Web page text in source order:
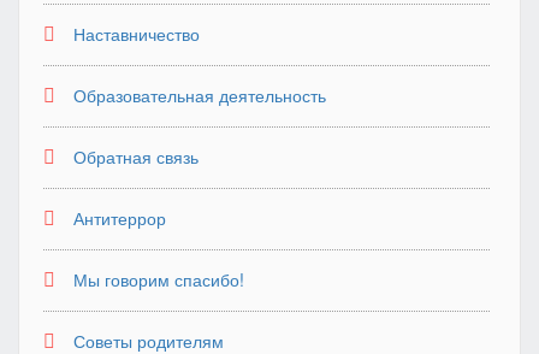
Наставничество
Образовательная деятельность
Обратная связь
Антитеррор
Мы говорим спасибо!
Советы родителям